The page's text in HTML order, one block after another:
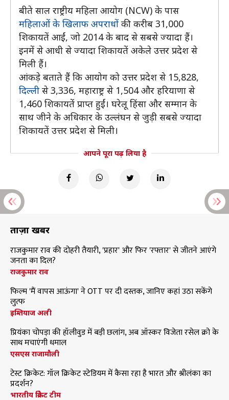
बीते साल राष्ट्रीय महिला आयोग (NCW) के पास
महिलाओं के खिलाफ अपराधों की करीब 31,000
शिकायतें आईं, जो 2014 के बाद से सबसे ज्यादा हैं।
इनमें से आधी से ज्यादा शिकायतें अकेले उत्तर प्रदेश से
मिली हैं।
आंकड़े बताते हैं कि आयोग को उत्तर प्रदेश से 15,828,
दिल्ली से 3,336, महाराष्ट्र से 1,504 और हरियाणा से
1,460 शिकायतें प्राप्त हुईं। घरेलू हिंसा और सम्मान के
साथ जीने के अधिकार के उल्लंघन से जुड़ी सबसे ज्यादा
शिकायतें उत्तर प्रदेश से मिली।
आपने पूरा पढ़ लिया है
ताज़ा खबरें
राजकुमार राव की दोहरी तैयारी, 'प्रहार' और फिर 'रफ्तार' से जीतने आएंगे
जनता का दिल?
राजकुमार राव
फिल्म 'मैं वापस आऊंगा' ने OTT पर दी दस्तक, जानिए कहां उठा सकेंगे
लुत्फ
इम्तियाज अली
प्रियंका चोपड़ा की हॉलीवुड में बड़ी छलांग, अब ऑस्कर विजेता रसेल क्रो के
साथ मचाएंगी धमाल
एसएस राजामौली
टेस्ट क्रिकेट: गॉल क्रिकेट स्टेडियम में कैसा रहा है भारत और श्रीलंका का
प्रदर्शन?
भारतीय क्रिकेट टीम